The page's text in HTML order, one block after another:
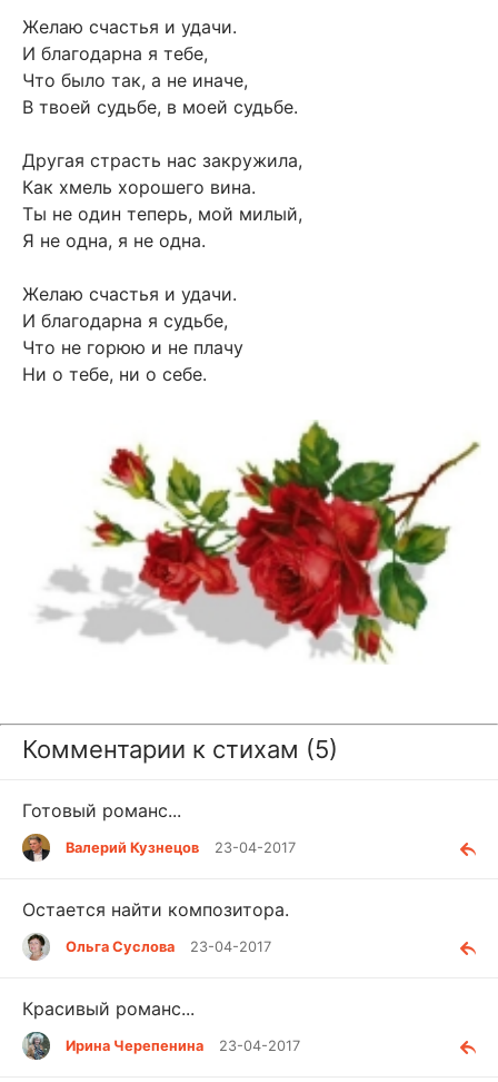
Желаю счастья и удачи.
И благодарна я тебе,
Что было так, а не иначе,
В твоей судьбе, в моей судьбе.
Другая страсть нас закружила,
Как хмель хорошего вина.
Ты не один теперь, мой милый,
Я не одна, я не одна.
Желаю счастья и удачи.
И благодарна я судьбе,
Что не горюю и не плачу
Ни о тебе, ни о себе.
Комментарии к стихам (5)
Готовый романс...
Валерий Кузнецов 23-04-2017
Остается найти композитора.
Ольга Суслова 23-04-2017
Красивый романс...
Ирина Черепенина 23-04-2017